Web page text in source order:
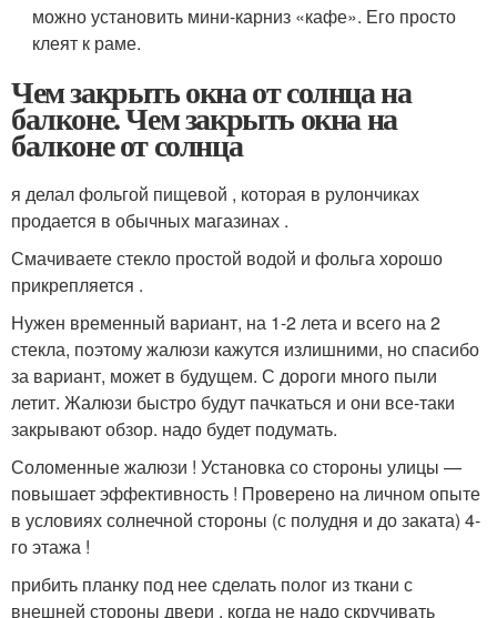
можно установить мини-карниз «кафе». Его просто
клеят к раме.
Чем закрыть окна от солнца на
балконе. Чем закрыть окна на
балконе от солнца
я делал фольгой пищевой , которая в рулончиках
продается в обычных магазинах .
Смачиваете стекло простой водой и фольга хорошо
прикрепляется .
Нужен временный вариант, на 1-2 лета и всего на 2
стекла, поэтому жалюзи кажутся излишними, но спасибо
за вариант, может в будущем. С дороги много пыли
летит. Жалюзи быстро будут пачкаться и они все-таки
закрывают обзор. надо будет подумать.
Соломенные жалюзи ! Установка со стороны улицы —
повышает эффективность ! Проверено на личном опыте
в условиях солнечной стороны (с полудня и до заката) 4-
го этажа !
прибить планку под нее сделать полог из ткани с
внешней стороны двери , когда не надо скручивать